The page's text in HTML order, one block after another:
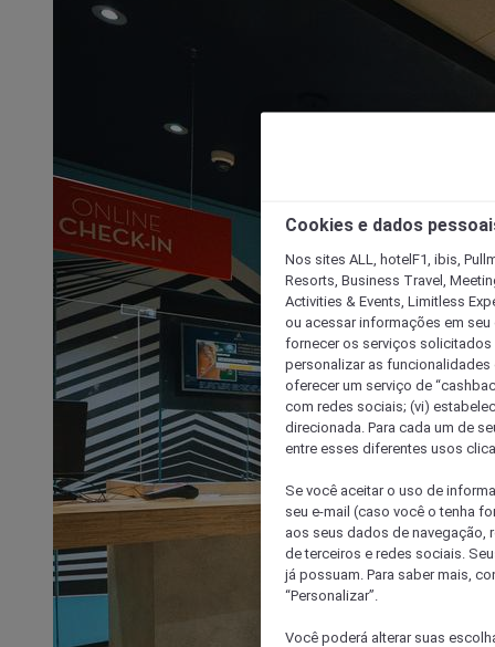
Cookies e dados
Nos sites ALL, hotelF1, ibis,
Resorts, Business Travel,
Activities & Events, Limitless
ou acessar informações em
fornecer os serviços solicitados
personalizar as
oferecer um serviço de
com redes sociais; (vi)
direcionada. Para cada um de
entre esses diferentes usos
Se você aceitar o uso de
seu e-mail (caso você o tenha
aos seus dados de navegação,
de terceiros e redes sociais.
já possuam. Para saber mais,
“Personalizar”.
Você poderá alterar suas